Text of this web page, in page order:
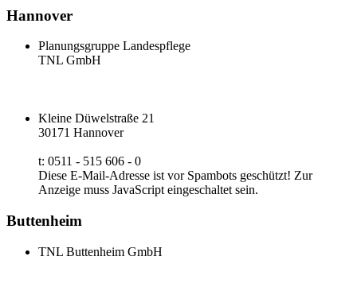
Hannover
Planungsgruppe Landespflege
TNL GmbH
Kleine Düwelstraße 21
30171 Hannover
t: 0511 - 515 606 - 0
Diese E-Mail-Adresse ist vor Spambots geschützt! Zur
Anzeige muss JavaScript eingeschaltet sein.
Buttenheim
TNL Buttenheim GmbH